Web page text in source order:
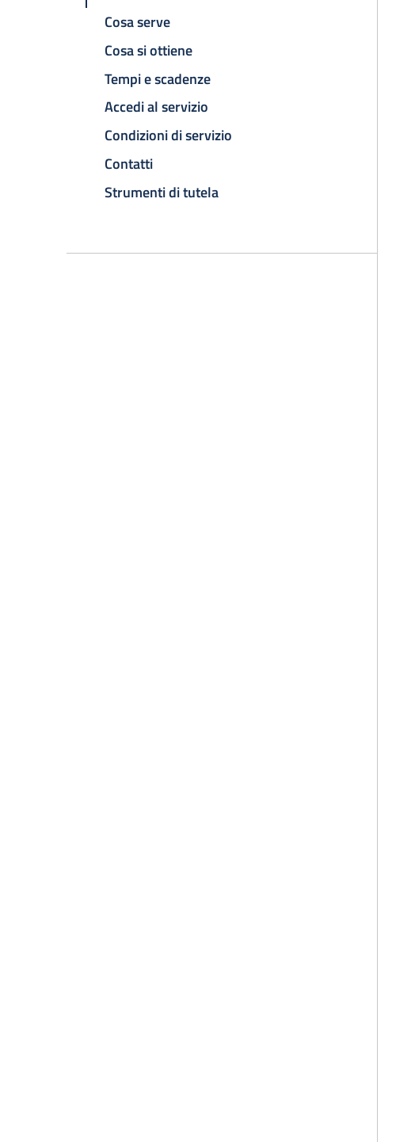
Cosa serve
Cosa si ottiene
Tempi e scadenze
Accedi al servizio
Condizioni di servizio
Contatti
Strumenti di tutela